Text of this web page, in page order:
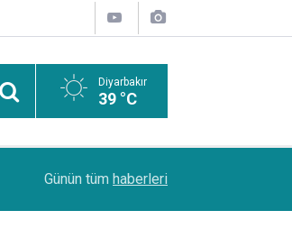
Diyarbakır
39 °C
kanserlerine de yol açabilir
Günün tüm haberleri